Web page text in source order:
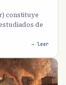
constituye
de
→ leer